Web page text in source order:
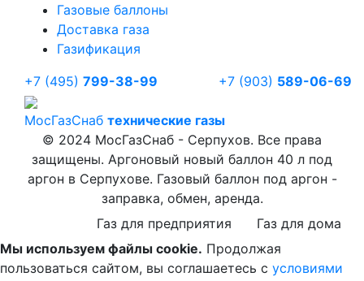
Газовые баллоны
Доставка газа
Газификация
+7 (495) 799-38-99 +7 (903) 589-06-69
МосГазСнаб технические газы
© 2024 МосГазСнаб - Серпухов. Все права
защищены. Аргоновый новый баллон 40 л под
аргон в Серпухове. Газовый баллон под аргон -
заправка, обмен, аренда.
Газ для предприятия
Газ для дома
Мы используем файлы cookie. Продолжая
пользоваться сайтом, вы соглашаетесь с условиями